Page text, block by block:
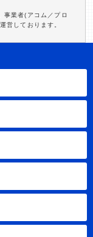
事業者(アコム／プロ
営しております。